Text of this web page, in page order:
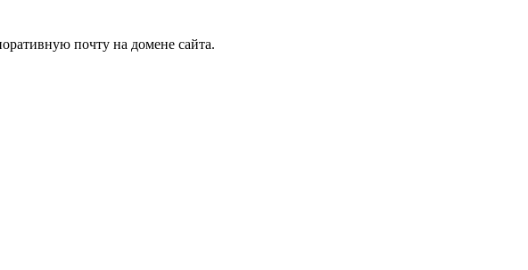
почту на домене сайта.